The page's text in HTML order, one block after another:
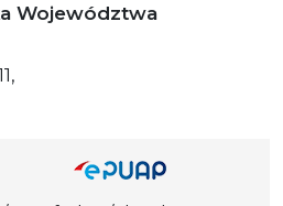
Województwa